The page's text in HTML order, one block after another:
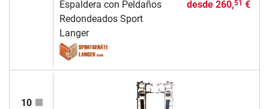
Espaldera con Peldaños
Redondeados Sport
Langer
desde 260,51 €
10